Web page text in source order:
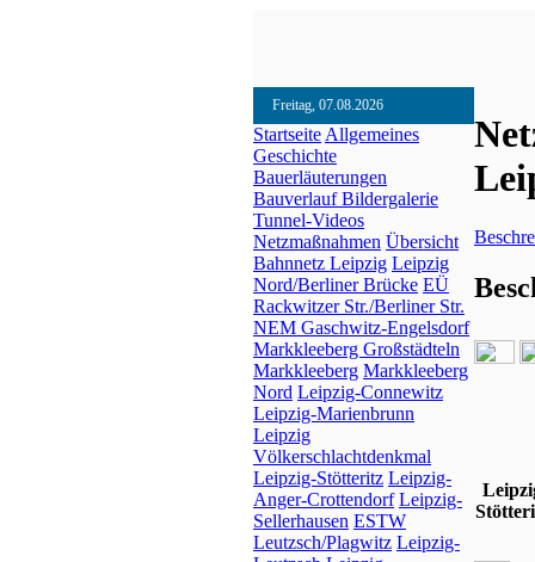
Freitag, 07.08.2026
Startseite Allgemeines
Geschichte
Bauerläuterungen
BauverlaufBildergalerie
Tunnel-Videos
Netzmaßnahmen Übersicht
Bahnnetz Leipzig Leipzig
Nord/Berliner Brücke EÜ
Rackwitzer Str./Berliner Str.
NEM Gaschwitz-Engelsdorf
Markkleeberg Großstädteln
Markkleeberg Markkleeberg
Nord Leipzig-Connewitz
Leipzig-Marienbrunn
Leipzig
Völkerschlachtdenkmal
Leipzig-Stötteritz Leipzig-
Anger-Crottendorf Leipzig-
Sellerhausen ESTW
Leutzsch/Plagwitz Leipzig-